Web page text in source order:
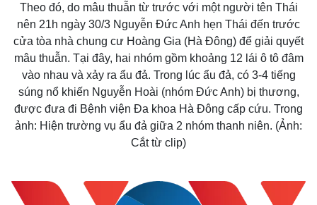
Theo đó, do mâu thuẫn từ trước với một người tên Thái
nên 21h ngày 30/3 Nguyễn Đức Anh hẹn Thái đến trước
cửa tòa nhà chung cư Hoàng Gia (Hà Đông) để giải quyết
mâu thuẫn. Tại đây, hai nhóm gồm khoảng 12 lái ô tô đâm
vào nhau và xảy ra ẩu đả. Trong lúc ẩu đả, có 3-4 tiếng
súng nổ khiến Nguyễn Hoài (nhóm Đức Anh) bị thương,
được đưa đi Bệnh viện Đa khoa Hà Đông cấp cứu. Trong
ảnh: Hiện trường vụ ẩu đả giữa 2 nhóm thanh niên. (Ảnh:
Cắt từ clip)